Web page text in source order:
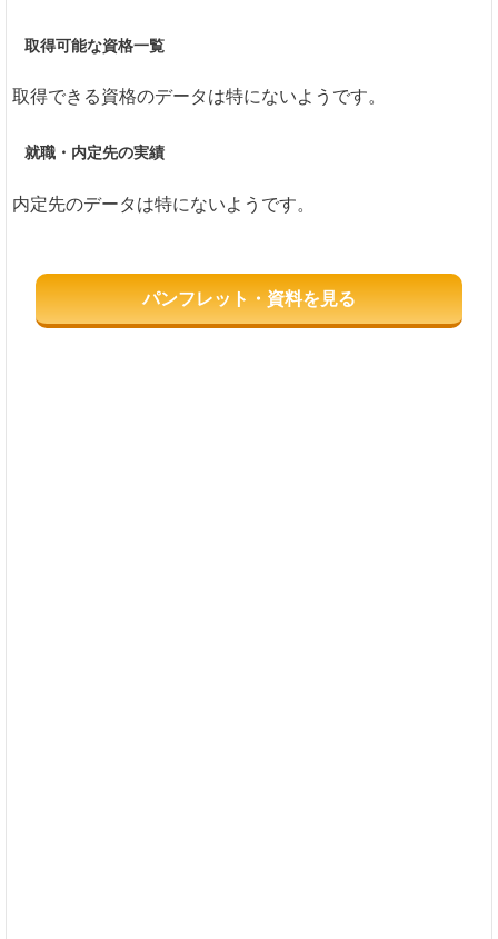
取得可能な資格一覧
取得できる資格のデータは特にないようです。
就職・内定先の実績
内定先のデータは特にないようです。
パンフレット・資料を見る